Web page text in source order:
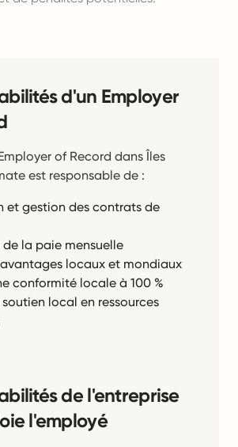
d'un Employer
of Record dans Îles
est responsable de :
et gestion des contrats de
de la paie mensuelle
locaux et mondiaux
conformité locale à 100 %
soutien local en ressources
de l'entreprise
l'employé